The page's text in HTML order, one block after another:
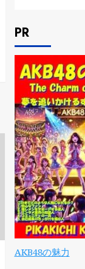
PR
AKB48の魅力